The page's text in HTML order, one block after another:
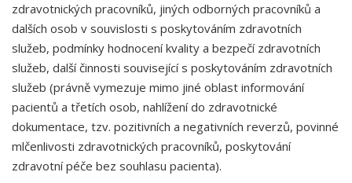
zdravotnických pracovníků, jiných odborných pracovníků a
dalších osob v souvislosti s poskytováním zdravotních
služeb, podmínky hodnocení kvality a bezpečí zdravotních
služeb, další činnosti související s poskytováním zdravotních
služeb (právně vymezuje mimo jiné oblast informování
pacientů a třetích osob, nahlížení do zdravotnické
dokumentace, tzv. pozitivních a negativních reverzů, povinné
mlčenlivosti zdravotnických pracovníků, poskytování
zdravotní péče bez souhlasu pacienta).